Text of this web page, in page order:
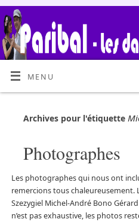
MENU
Archives pour l'étiquette
Photographes
Les photographes qui nous ont
remercions tous chaleureusement.
Szezygiel Michel-André Bono
n’est pas exhaustive, les photos